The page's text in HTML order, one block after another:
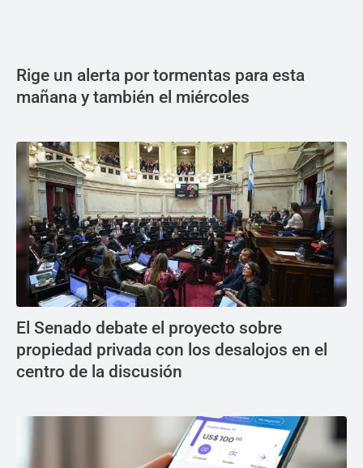
Rige un alerta por tormentas para esta
mañana y también el miércoles
El Senado debate el proyecto sobre
propiedad privada con los desalojos en el
centro de la discusión